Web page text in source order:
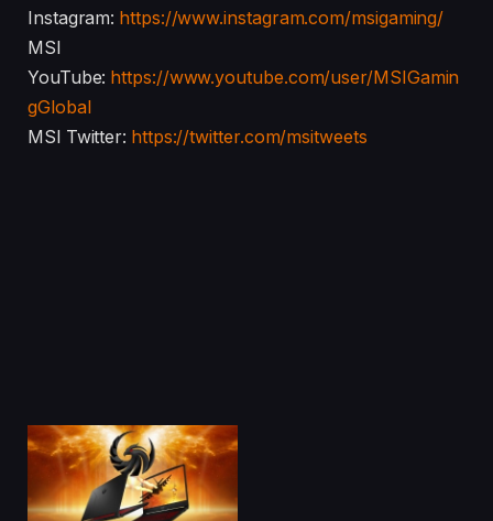
Instagram: https://www.instagram.com/msigaming/
MSI
YouTube: https://www.youtube.com/user/MSIGamin
gGlobal
MSI Twitter: https://twitter.com/msitweets